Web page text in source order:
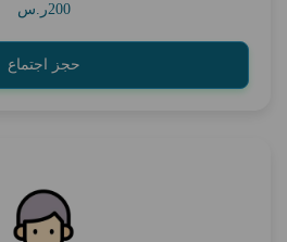
200ر.س
حجز اجتماع